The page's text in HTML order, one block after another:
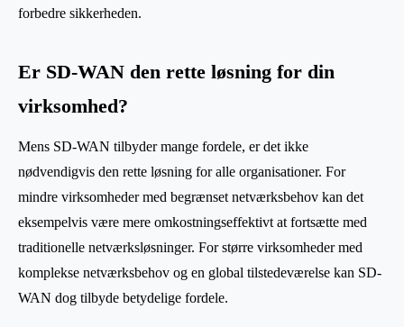
forbedre sikkerheden.
Er SD-WAN den rette løsning for din
virksomhed?
Mens SD-WAN tilbyder mange fordele, er det ikke
nødvendigvis den rette løsning for alle organisationer. For
mindre virksomheder med begrænset netværksbehov kan det
eksempelvis være mere omkostningseffektivt at fortsætte med
traditionelle netværksløsninger. For større virksomheder med
komplekse netværksbehov og en global tilstedeværelse kan SD-
WAN dog tilbyde betydelige fordele.